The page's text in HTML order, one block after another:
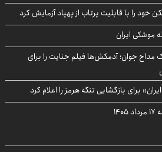
را با قابلیت پرتاب از پهپاد آزمایش کرد
موشکی ایران
مداح جوان؛ آدمکش‌ها فیلم جنایت را برای
برای بازگشایی تنگه هرمز را اعلام کرد